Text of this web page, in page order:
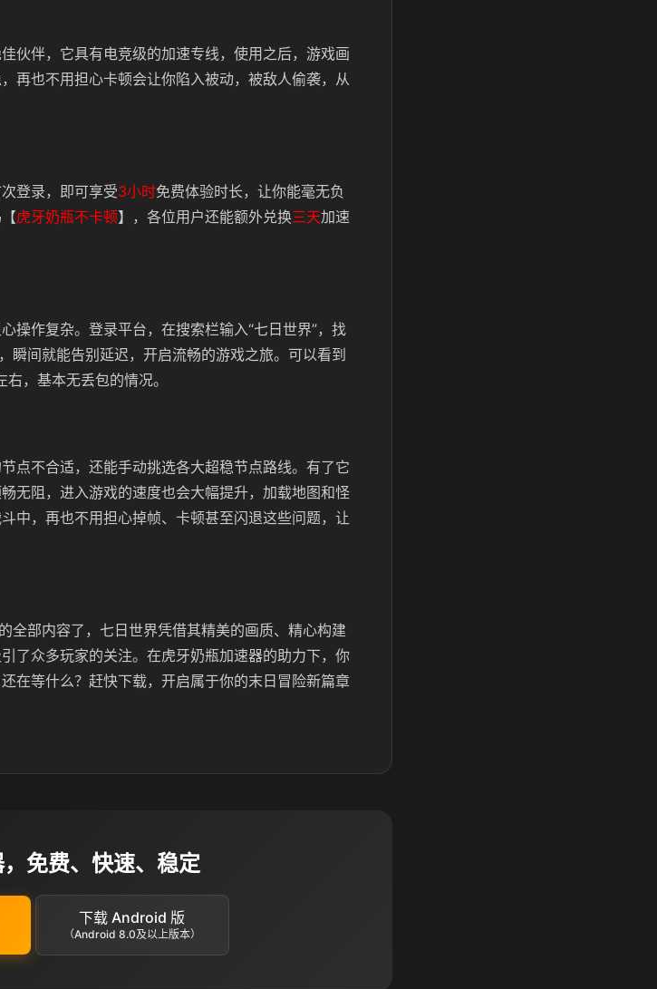
伙伴，它具有电竞级的加速专线，使用之后，游戏画
再也不用担心卡顿会让你陷入被动，被敌人偷袭，从
登录，即可享受3小时免费体验时长 ，让你能毫无负
【虎牙奶瓶不卡顿】 ，各位用户还能额外兑换三天加速
操作复杂。登录平台，在搜索栏输入“七日世界”，找
瞬间就能告别延迟，开启流畅的游戏之旅。可以看到
，基本无丢包的情况。
点不合适，还能手动挑选各大超稳节点路线。有了它
无阻，进入游戏的速度也会大幅提升，加载地图和怪
中，再也不用担心掉帧、卡顿甚至闪退这些问题，让
全部内容了，七日世界凭借其精美的画质、精心构建
了众多玩家的关注。在虎牙奶瓶加速器的助力下，你
在等什么？赶快下载，开启属于你的末日冒险新篇章
免费、快速、稳定
下载 Android 版
（Android 8.0及以上版本）